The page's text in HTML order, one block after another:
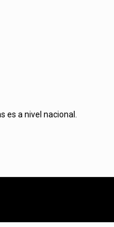
es a nivel nacional.